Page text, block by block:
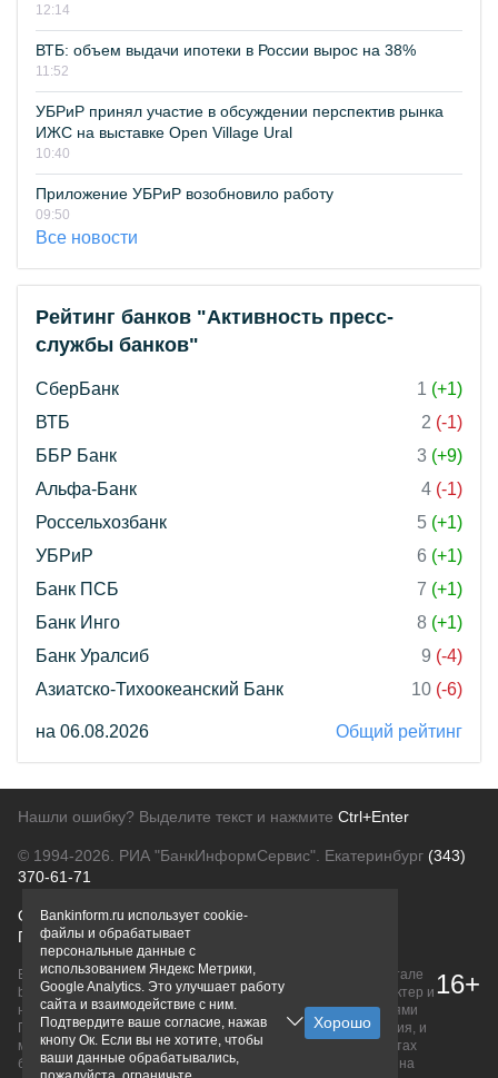
12:14
ВТБ: объем выдачи ипотеки в России вырос на 38%
11:52
УБРиР принял участие в обсуждении перспектив рынка
ИЖС на выставке Open Village Ural
10:40
Приложение УБРиР возобновило работу
09:50
Все новости
Рейтинг банков "Активность пресс-
службы банков"
СберБанк 1 (+1)
ВТБ
2 (-1)
ББР Банк
3 (+9)
Альфа-Банк
4 (-1)
Россельхозбанк
5 (+1)
УБРиР
6 (+1)
Банк ПСБ
7 (+1)
Банк Инго
8 (+1)
Банк Уралсиб
9 (-4)
Азиатско-Тихоокеанский Банк
10 (-6)
на 06.08.2026 Общий рейтинг
Нашли ошибку? Выделите текст и нажмите Ctrl+Enter
© 1994-2026. РИА "БанкИнформСервис". Екатеринбург (343)
370-61-71
О проектеПолитика конфиденциальности
Правовая информацияДля рекламодателей
Вся информация о продуктах банков, размещенная на портале
bankinform.ru, носит исключительно ознакомительный характер и
не является публичной офертой, определяемой положениями
ГК РФ. Информация не содержит точного и полного описания, и
может быть изменена. Конечные условия уточняйте на сайтах
банков или при личном обращении. Исключительное право на
16+
Bankinform.ru использует cookie-
файлы и обрабатывает
персональные данные с
использованием Яндекс Метрики,
Google Analytics. Это улучшает работу
сайта и взаимодействие с ним.
Подтвердите ваше согласие, нажав
кнопу Ок. Если вы не хотите, чтобы
ваши данные обрабатывались,